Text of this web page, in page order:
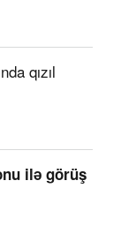
qızıl
ilə görüş